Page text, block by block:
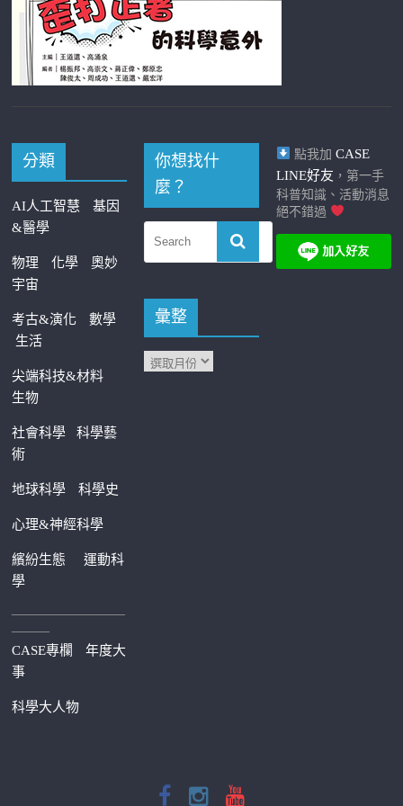
分類
AI人工智慧
基因
&醫學
物理 化學
奧妙
宇宙
考古&演化
數學
生活
尖端科技&材料
生物
社會科學科學藝
術
地球科學 科學史
心理&神經科學
繽紛生態運動科
學
—————————
———
CASE專欄
年度大
事
科學大人物
你想找什
麼？
彙整
點我加 CASE
LINE好友 ，第一手
科普知識、活動消息
絕不錯過